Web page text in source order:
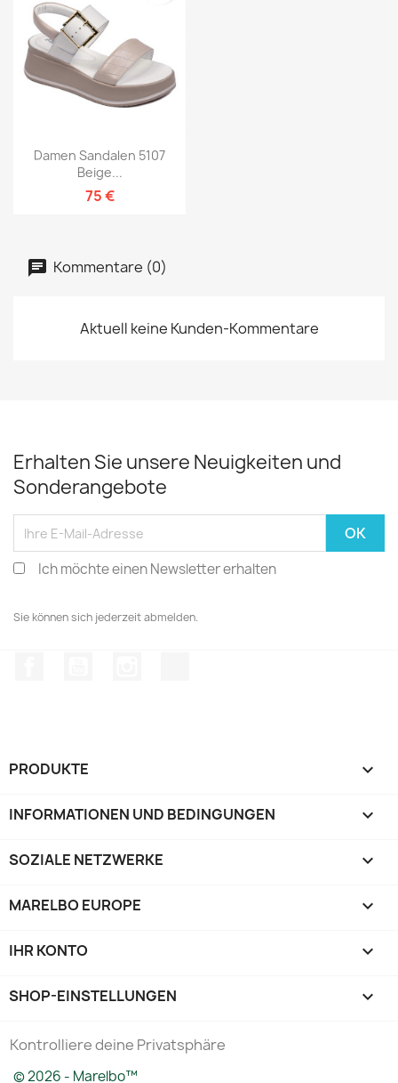
Damen Sandalen 5107
Beige...
75 €
Kommentare (0)
Aktuell keine Kunden-Kommentare
Erhalten Sie unsere Neuigkeiten und
Sonderangebote
Ich möchte einen Newsletter erhalten
Sie können sich jederzeit abmelden.
PRODUKTE 
INFORMATIONEN UND BEDINGUNGEN 
SOZIALE NETZWERKE 
MARELBO EUROPE 
IHR KONTO 
SHOP-EINSTELLUNGEN keyboard_arrow_down
Kontrolliere deine Privatsphäre
© 2026 - Marelbo™